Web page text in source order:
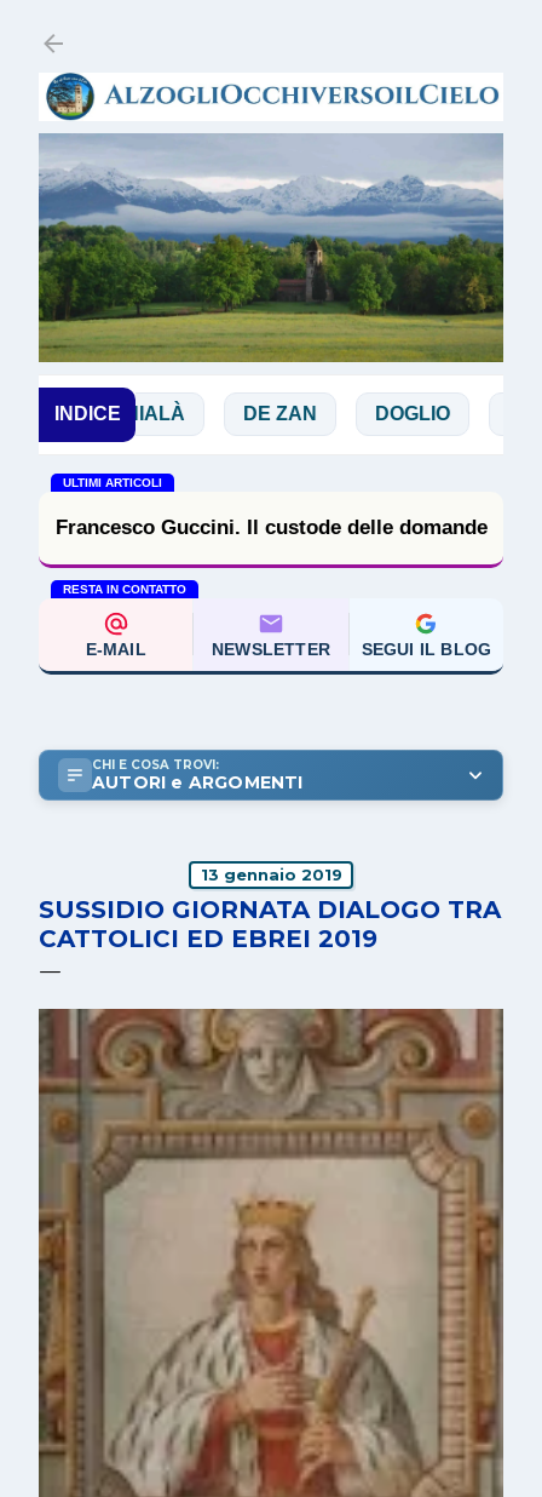
INDICE
CHIALÀ DE ZAN DOGLIO MAGGI
ULTIMI ARTICOLI
Francesco Guccini. Il custode delle domande
RESTA IN CONTATTO
E-MAIL NEWSLETTER SEGUI IL BLOG
CHI E COSA TROVI:
AUTORI e ARGOMENTI
13 gennaio 2019
SUSSIDIO GIORNATA DIALOGO TRA
CATTOLICI ED EBREI 2019